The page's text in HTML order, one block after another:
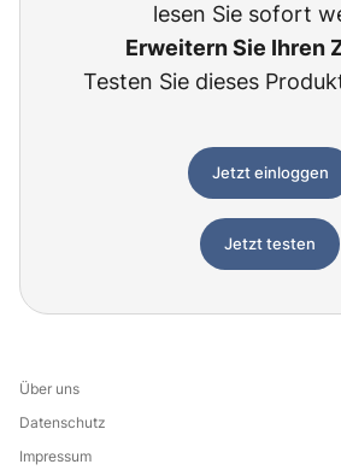
lesen Sie sofort
Erweitern Sie Ihren
Testen Sie dieses
Jetzt einloggen
Jetzt testen
Über uns
Datenschutz
Impressum